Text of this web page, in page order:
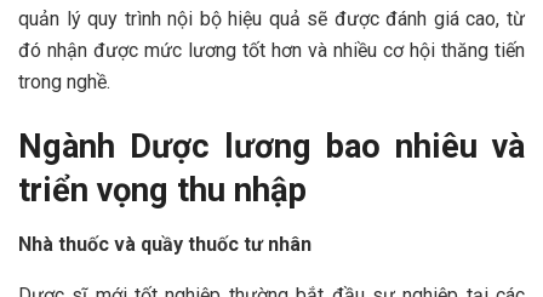
quản lý quy trình nội bộ hiệu quả sẽ được đánh giá cao, từ
đó nhận được mức lương tốt hơn và nhiều cơ hội thăng tiến
trong nghề.
Ngành Dược lương bao nhiêu và
triển vọng thu nhập
Nhà thuốc và quầy thuốc tư nhân